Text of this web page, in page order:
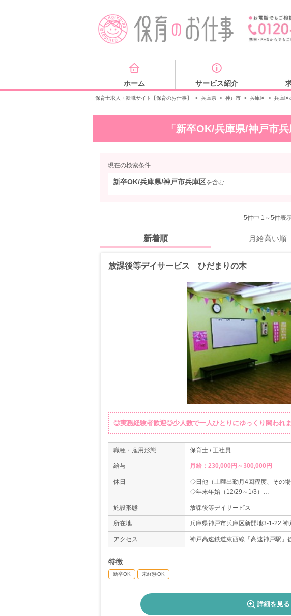
ホーム サービス紹介
保育士求人・転職サイト【保育のお仕事】 > 兵庫県 > 神戸市 > 兵庫区 > 兵庫区
「新卒OK/兵庫県/神戸市
現在の検索条件
新卒OK/兵庫県/神戸市兵庫区を含む
5件中 1～5件表
新着順 月給高い順
放課後等デイサービス ひだまりの木
◎実務経験者歓迎◎少人数で一人ひとりにゆっくり関われ
職種・雇用形態 保育士 / 正社員
給与 月給：230,000円～300,000円
休日
◇日他（土曜出勤月4回程度、その場
◇年末年始（12/29～1/3）
◇有給休暇
＊年間休日数110日
《定休日》
日曜日、夏季休暇（事業所カレンダ
施設形態 放課後等デイサービス
所在地 兵庫県神戸市兵庫区新開地3-1-22 神
アクセス 神戸高速鉄道東西線「高速神戸駅」
特徴
新卒OK 未経験OK
詳細を見る